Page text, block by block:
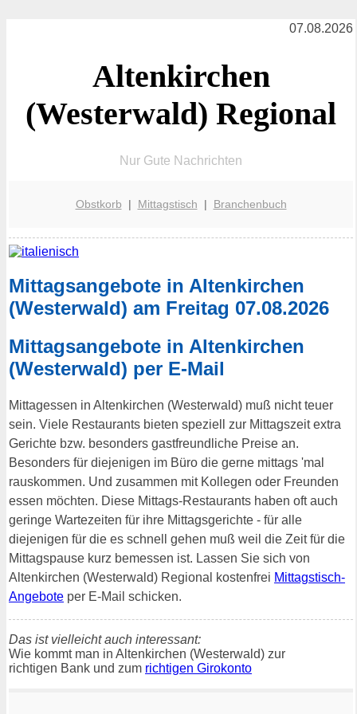
07.08.2026
Altenkirchen
(Westerwald) Regional
Nur Gute Nachrichten
Obstkorb | Mittagstisch | Branchenbuch
Mittagsangebote in Altenkirchen
(Westerwald) am Freitag 07.08.2026
Mittagsangebote in Altenkirchen
(Westerwald) per E-Mail
Mittagessen in Altenkirchen (Westerwald) muß nicht teuer
sein. Viele Restaurants bieten speziell zur Mittagszeit extra
Gerichte bzw. besonders gastfreundliche Preise an.
Besonders für diejenigen im Büro die gerne mittags 'mal
rauskommen. Und zusammen mit Kollegen oder Freunden
essen möchten. Diese Mittags-Restaurants haben oft auch
geringe Wartezeiten für ihre Mittagsgerichte - für alle
diejenigen für die es schnell gehen muß weil die Zeit für die
Mittagspause kurz bemessen ist. Lassen Sie sich von
Altenkirchen (Westerwald) Regional kostenfrei Mittagstisch-
Angebote per E-Mail schicken.
Das ist vielleicht auch interessant:
Wie kommt man in Altenkirchen (Westerwald) zur
richtigen Bank und zum richtigen Girokonto